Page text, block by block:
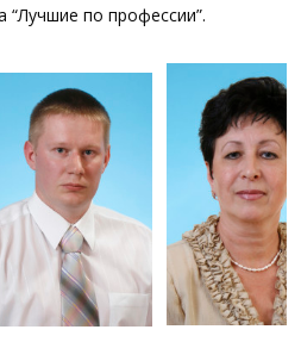
по профессии”.